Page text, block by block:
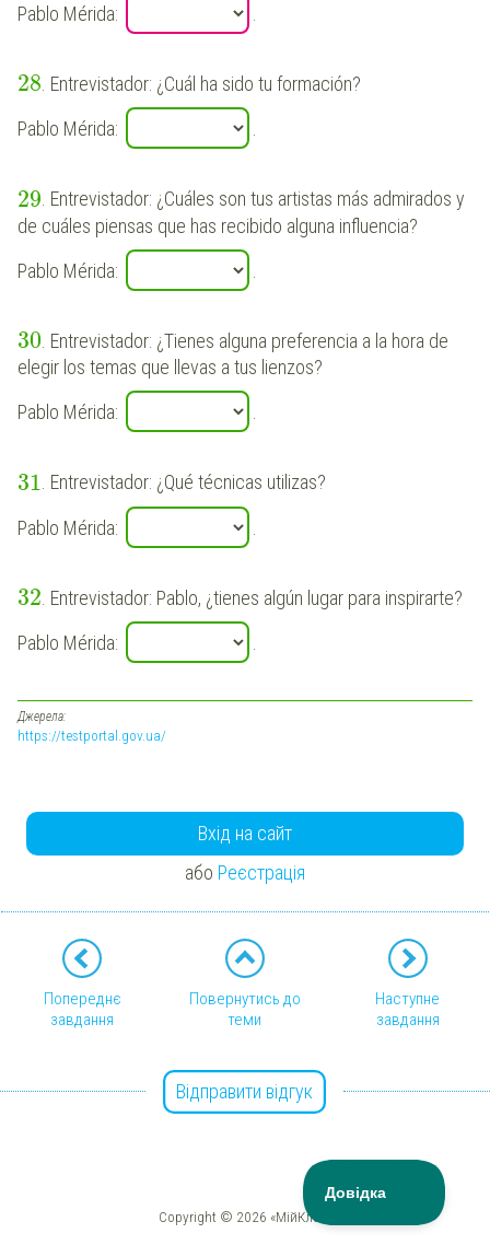
Pablo Mérida:
28 . Entrevistador: ¿Cuál ha sido tu formación?
Pablo Mérida:
29. Entrevistador: ¿Cuáles son tus artistas más admirados y
de cuáles piensas que has recibido alguna influencia?
Pablo Mérida:
30 . Entrevistador: ¿Tienes alguna preferencia a la hora de
elegir los temas que llevas a tus lienzos?
Pablo Mérida:
31. Entrevistador: ¿Qué técnicas utilizas?
Pablo Mérida:
32 . Entrevistador: Pablo, ¿tienes algún lugar para inspirarte?
Pablo Mérida:
Джерела:
https://testportal.gov.ua/
Вхід на сайт
або Реєстрація
Попереднє
завдання
Повернутись до
теми
Наступне
завдання
Відправити відгук
Copyright © 2026 «МійКлас»